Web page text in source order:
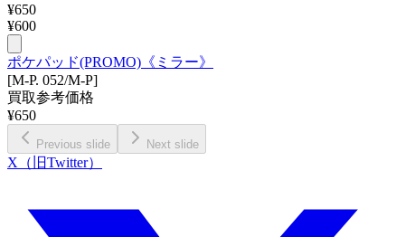
¥650
¥600
ポケパッド(PROMO)《ミラー》
[M-P. 052/M-P]
買取参考価格
¥650
Previous slide Next slide
X（旧Twitter）